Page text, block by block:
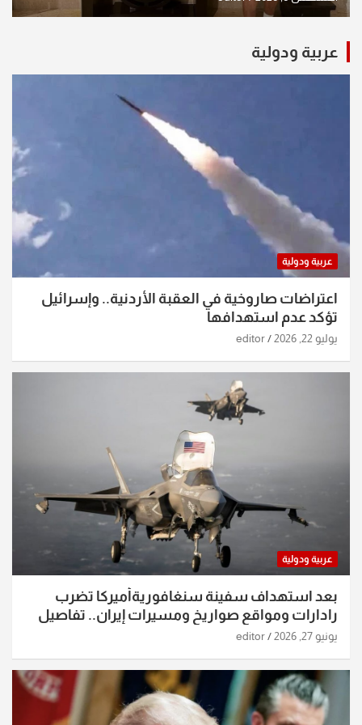
عربية ودولية
عربية ودولية
اعتراضات صاروخية في العقبة الأردنية.. وإسرائيل
تؤكد عدم استهدافها
يوليو 22, 2026 editor
عربية ودولية
بعد استهداف سفينة سنغافوريةأميركا تضرب
رادارات ومواقع صواريخ ومسيرات إيران.. تفاصيل
الساعات الماضية
يونيو 27, 2026 editor